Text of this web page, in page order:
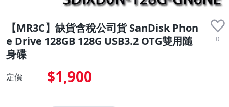
【MR3C】缺貨含稅公司貨 SanDisk Phon
e Drive 128GB 128G USB3.2 OTG雙用隨
身碟
0
定價 $1,900